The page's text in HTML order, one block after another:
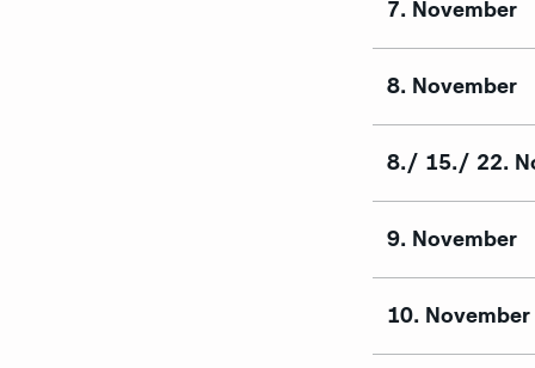
7. November
8. November
8./ 15./ 22.
9. November
10. November